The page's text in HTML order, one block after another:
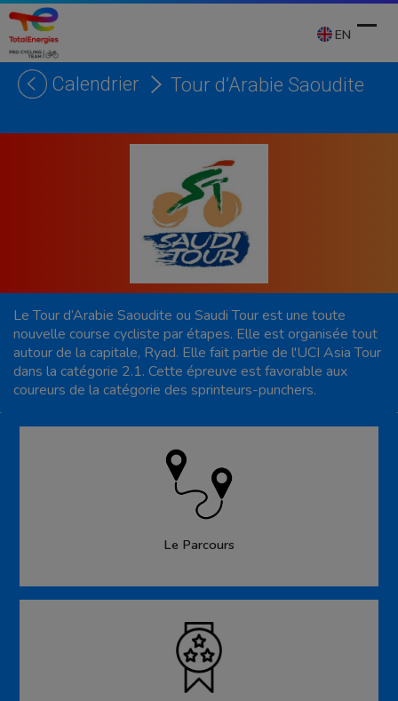
Skip
content
EN
Calendrier Tour d’Arabie Saoudite
Le Tour d’Arabie Saoudite ou Saudi Tour est une toute
nouvelle course cycliste par étapes. Elle est organisée tout
autour de la capitale, Ryad. Elle fait partie de l'UCI Asia Tour
dans la catégorie 2.1. Cette épreuve est favorable aux
coureurs de la catégorie des sprinteurs-punchers.
Le Parcours